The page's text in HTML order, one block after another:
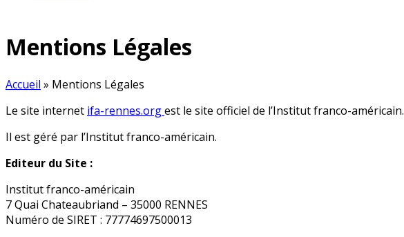
Mentions Légales
Accueil » Mentions Légales
Le site internet ifa-rennes.orgest le site officiel de l’Institut franco-américain.
Il est géré par l’Institut franco-américain.
Editeur du Site :
Institut franco-américain
7 Quai Chateaubriand – 35000 RENNES
Numéro de SIRET : 77774697500013